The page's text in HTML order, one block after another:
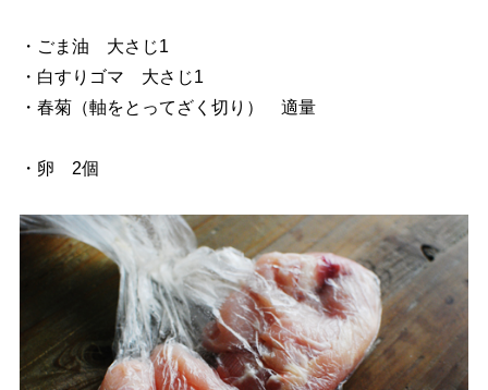
・ごま油 大さじ1
・白すりゴマ 大さじ1
・春菊（軸をとってざく切り） 適量
・卵 2個